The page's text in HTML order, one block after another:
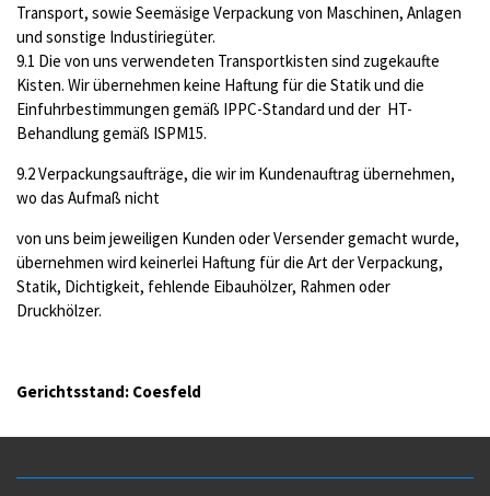
Transport, sowie Seemäsige Verpackung von Maschinen, Anlagen
und sonstige Industiriegüter.
9.1 Die von uns verwendeten Transportkisten sind zugekaufte
Kisten. Wir übernehmen keine Haftung für die Statik und die
Einfuhrbestimmungen gemäß IPPC-Standard und der HT-
Behandlung gemäß ISPM15.
9.2 Verpackungsaufträge, die wir im Kundenauftrag übernehmen,
wo das Aufmaß nicht
von uns beim jeweiligen Kunden oder Versender gemacht wurde,
übernehmen wird keinerlei Haftung für die Art der Verpackung,
Statik, Dichtigkeit, fehlende Eibauhölzer, Rahmen oder
Druckhölzer.
Gerichtsstand: Coesfeld